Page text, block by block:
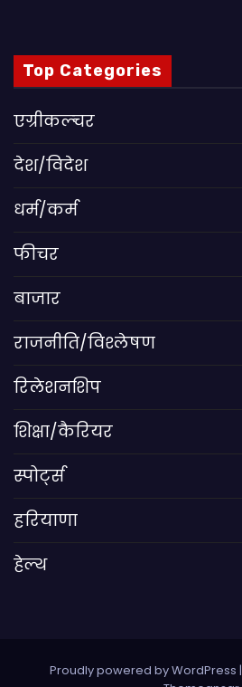
Top Categories
एग्रीकल्चर
देश/विदेश
धर्म/कर्म
फीचर
बाजार
राजनीति/विश्लेषण
रिलेशनशिप
शिक्षा/कैरियर
स्पोर्ट्स
हरियाणा
हेल्थ
Proudly powered by WordPress |